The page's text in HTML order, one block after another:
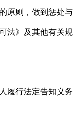
，做到惩处与
及其他有关规
行法定告知义务